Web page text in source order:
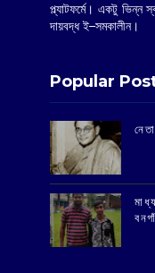
প্ল্যাটফর্মে। একটু ভিন্ন
দায়বদ্ধ ই–সমকালীন।
Popular